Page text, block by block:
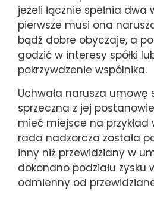
jeżeli łącznie spełnia dwa
pierwsze musi ona
bądź dobre obyczaje, a
godzić w interesy spółki
pokrzywdzenie wspólnika.
Uchwała narusza umowę
sprzeczna z jej
mieć miejsce na
rada nadzorcza została
inny niż przewidziany w
dokonano podziału zysku
odmienny od